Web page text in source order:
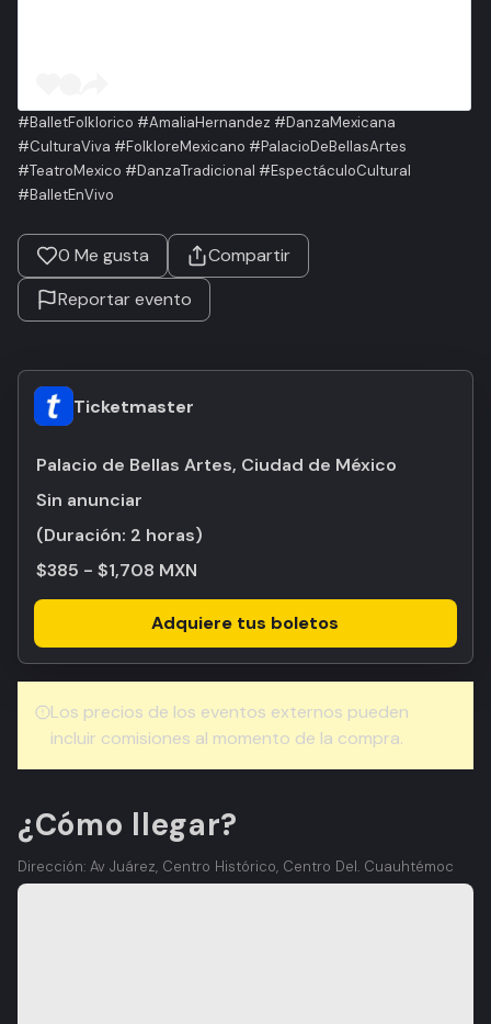
#BalletFolklorico #AmaliaHernandez #DanzaMexicana
#CulturaViva #FolkloreMexicano #PalacioDeBellasArtes
#TeatroMexico #DanzaTradicional #EspectáculoCultural
#BalletEnVivo
0 Me gusta
Compartir
Reportar evento
Ticketmaster
Palacio de Bellas Artes, Ciudad de México
Sin anunciar
(Duración: 2 horas)
$385 - $1,708 MXN
Adquiere tus boletos
Los precios de los eventos externos pueden
incluir comisiones al momento de la compra.
¿Cómo llegar?
Dirección: Av Juárez, Centro Histórico, Centro Del. Cuauhtémoc